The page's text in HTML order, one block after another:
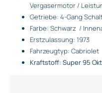
Vergasermotor /
Getriebe: 4-Gang
Farbe: Schwarz /
Erstzulassung: 1973
Fahrzeugtyp: Cabriolet
Kraftstoff: Super 95